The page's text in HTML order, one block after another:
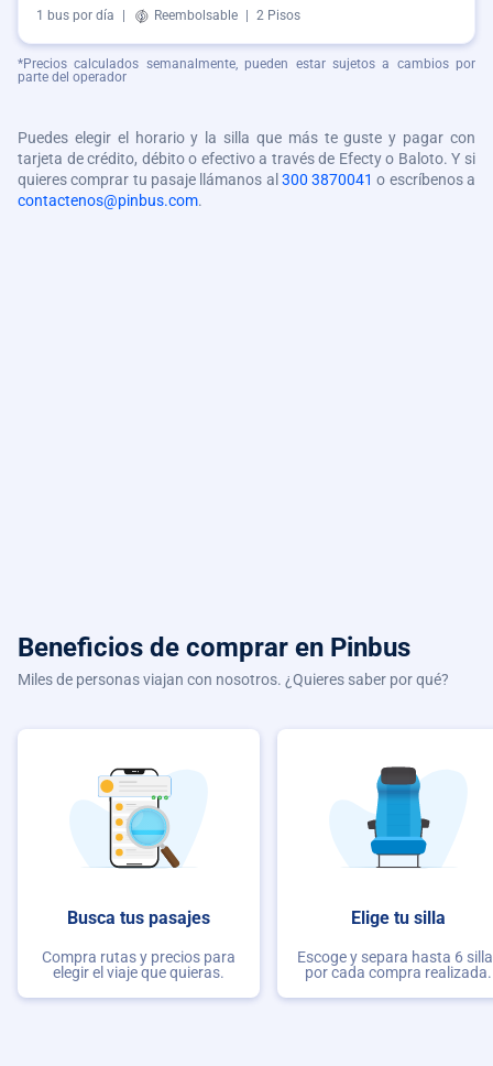
1 bus por día Reembolsable 2 Pisos
*Precios calculados semanalmente, pueden estar sujetos a cambios por
parte del operador
Puedes elegir el horario y la silla que más te guste y pagar con
tarjeta de crédito, débito o efectivo a través de Efecty o Baloto. Y si
quieres comprar tu pasaje llámanos al 300 3870041 o escríbenos a
contactenos@pinbus.com.
Beneficios de comprar en Pinbus
Miles de personas viajan con nosotros. ¿Quieres saber por qué?
Busca tus pasajes
Compra rutas y precios para
elegir el viaje que quieras.
Elige tu silla
Escoge y separa hasta 6
por cada compra realizada.